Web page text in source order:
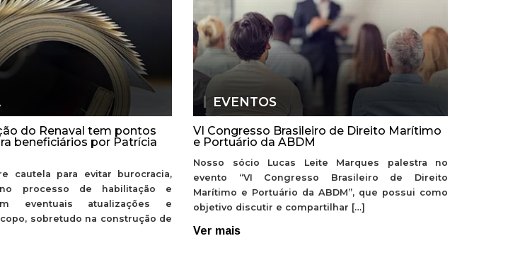
do Renaval tem pontos
beneficiários por Patrícia
cautela para evitar burocracia,
processo de habilitação e
eventuais atualizações e
sobretudo na construção de
EVENTOS
VI Congresso Brasileiro de Direito Marítimo
e Portuário da ABDM
Nosso sócio Lucas Leite Marques palestra no
evento “VI Congresso Brasileiro de Direito
Marítimo e Portuário da ABDM”, que possui como
objetivo discutir e compartilhar […]
Ver mais